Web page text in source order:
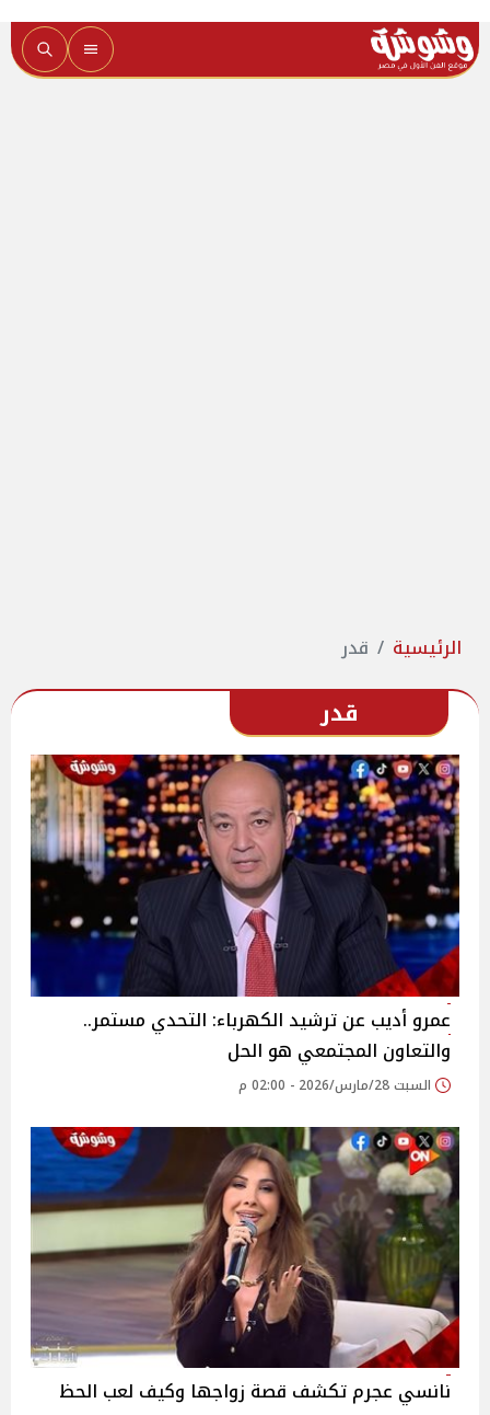
الرئيسية قدر
قدر
عمرو أديب عن ترشيد الكهرباء: التحدي مستمر..
والتعاون المجتمعي هو الحل
السبت 28/مارس/2026 - 02:00 م
نانسي عجرم تكشف قصة زواجها وكيف لعب الحظ